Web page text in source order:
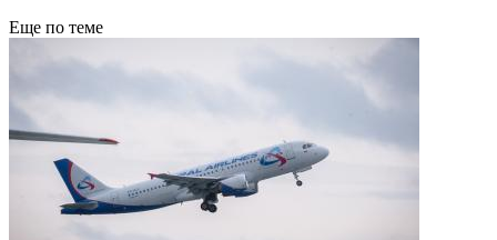
Еще по теме